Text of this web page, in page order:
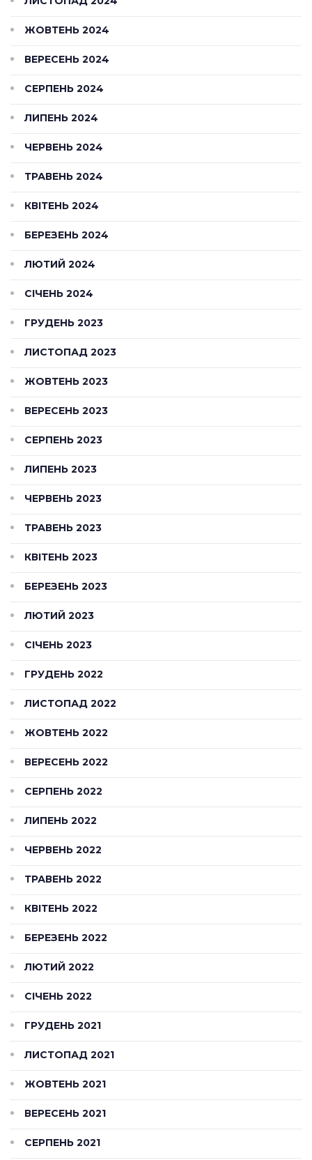
ЖОВТЕНЬ 2024
ВЕРЕСЕНЬ 2024
СЕРПЕНЬ 2024
ЛИПЕНЬ 2024
ЧЕРВЕНЬ 2024
ТРАВЕНЬ 2024
КВІТЕНЬ 2024
БЕРЕЗЕНЬ 2024
ЛЮТИЙ 2024
СІЧЕНЬ 2024
ГРУДЕНЬ 2023
ЛИСТОПАД 2023
ЖОВТЕНЬ 2023
ВЕРЕСЕНЬ 2023
СЕРПЕНЬ 2023
ЛИПЕНЬ 2023
ЧЕРВЕНЬ 2023
ТРАВЕНЬ 2023
КВІТЕНЬ 2023
БЕРЕЗЕНЬ 2023
ЛЮТИЙ 2023
СІЧЕНЬ 2023
ГРУДЕНЬ 2022
ЛИСТОПАД 2022
ЖОВТЕНЬ 2022
ВЕРЕСЕНЬ 2022
СЕРПЕНЬ 2022
ЛИПЕНЬ 2022
ЧЕРВЕНЬ 2022
ТРАВЕНЬ 2022
КВІТЕНЬ 2022
БЕРЕЗЕНЬ 2022
ЛЮТИЙ 2022
СІЧЕНЬ 2022
ГРУДЕНЬ 2021
ЛИСТОПАД 2021
ЖОВТЕНЬ 2021
ВЕРЕСЕНЬ 2021
СЕРПЕНЬ 2021